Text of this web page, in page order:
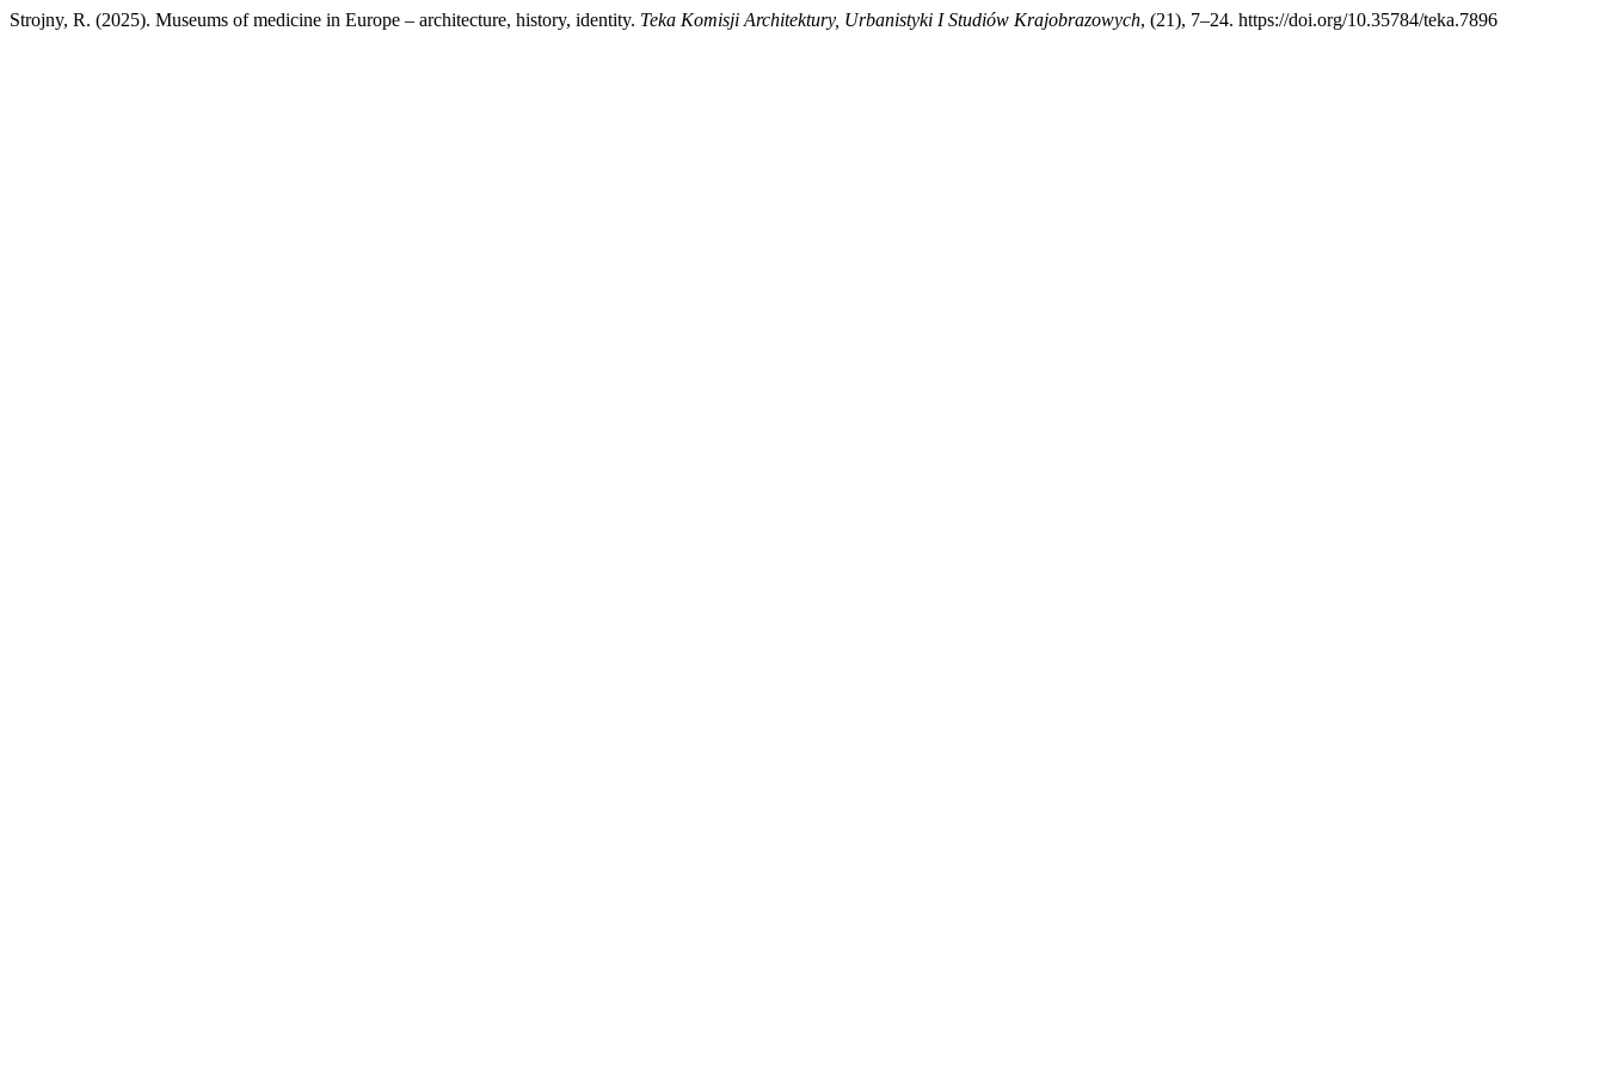
Strojny, R. (2025). Museums of medicine in Europe – architecture, history, identity. Teka Komisji Architektury, Urbanistyki I Studiów Krajobrazowych, (21), 7–24. https://doi.org/10.35784/teka.7896